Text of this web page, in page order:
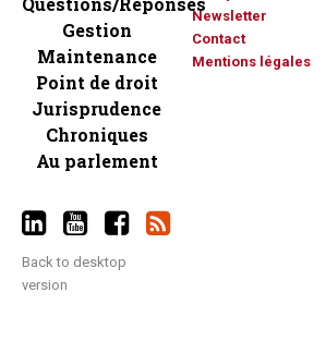
Gestion
Maintenance
Point de droit
Jurisprudence
Chroniques
Au parlement
Newsletter
Contact
Mentions légales
Back to desktop
version